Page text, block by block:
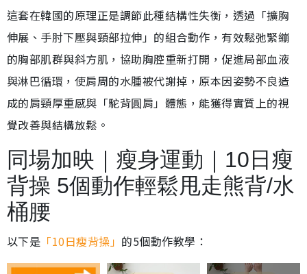
這套在韓國的原理正是調節此種結構性失衡，透過「擴胸
伸展、手肘下壓與頸部拉伸」的組合動作，有效鬆弛緊繃
的胸部肌群與斜方肌，協助胸腔重新打開，促進局部血液
與淋巴循環，使肩周的水腫被代謝掉，原本因姿勢不良造
成的肩頸厚重感與「駝背圓肩」體態，能獲得實質上的視
覺改善與結構放鬆。
同場加映｜瘦身運動｜10日瘦
背操 5個動作輕鬆甩走熊背/水
桶腰
以下是 「10日瘦背操」 的5個動作教學：